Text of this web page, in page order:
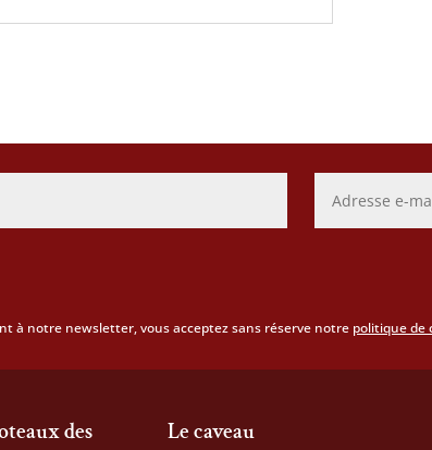
à notre newsletter, vous acceptez sans réserve notre politique de
des Le caveau